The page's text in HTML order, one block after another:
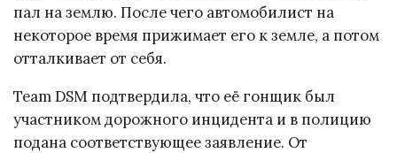
пал на землю. После чего автомобилист на
некоторое время прижимает его к земле, а потом
отталкивает от себя.
Team DSM подтвердила, что её гонщик был
участником дорожного инцидента и в полицию
подана соответствующее заявление. От